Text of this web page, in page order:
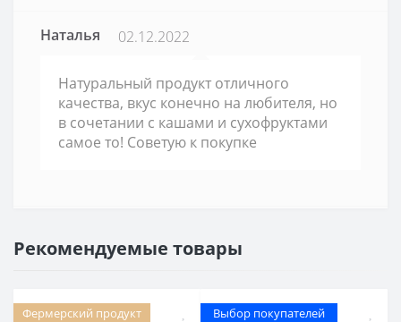
Наталья 02.12.2022
Натуральный продукт отличного
качества, вкус конечно на любителя, но
в сочетании с кашами и сухофруктами
самое то! Советую к покупке
Рекомендуемые товары
Фермерский продукт
Выбор покупателей